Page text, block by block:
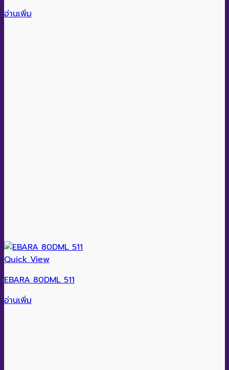
อ่านเพิ่ม
Quick View
EBARA 80DML 511
อ่านเพิ่ม